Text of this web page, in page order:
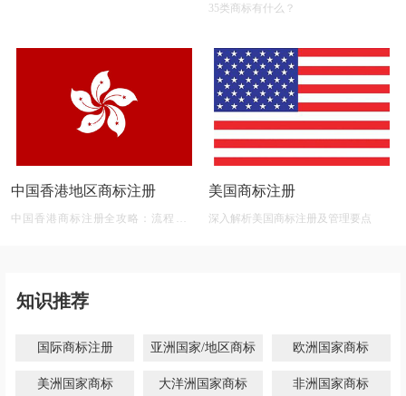
35类商标有什么？
中国香港地区商标注册
中国香港商标注册全攻略：流程、材
美国商标注册
深入解析美国商标注册及管理要点
知识推荐
国际商标注册 亚洲国家/地区商标 欧洲国家商标
美洲国家商标 大洋洲国家商标 非洲国家商标